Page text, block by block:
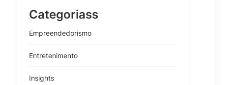
Categoriass
Empreendedorismo
Entretenimento
Insights